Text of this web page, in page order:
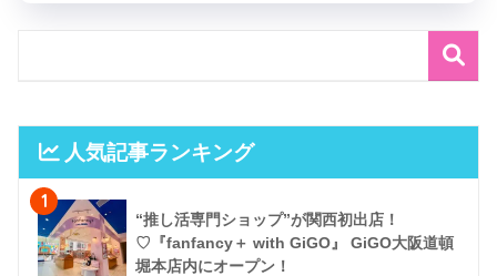
人気記事ランキング
1
“推し活専門ショップ”が関西初出店！
♡『fanfancy＋ with GiGO』 GiGO大阪道頓
堀本店内にオープン！